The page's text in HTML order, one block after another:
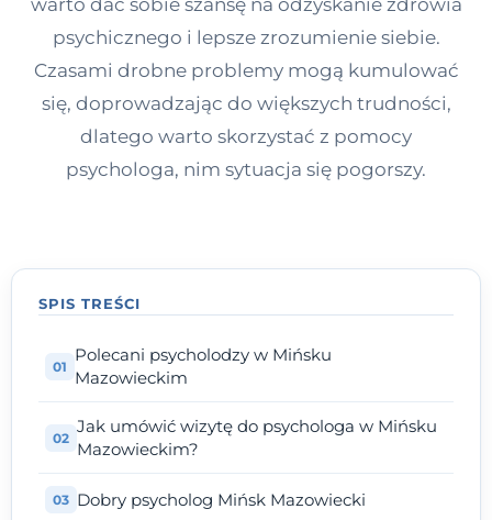
psychicznego i lepsze zrozumienie siebie.
Czasami drobne problemy mogą kumulować
się, doprowadzając do większych trudności,
dlatego warto skorzystać z pomocy
psychologa, nim sytuacja się pogorszy.
SPIS TREŚCI
Polecani psycholodzy w Mińsku
Mazowieckim
Jak umówić wizytę do psychologa w Mińsku
Mazowieckim?
Dobry psycholog Mińsk Mazowiecki